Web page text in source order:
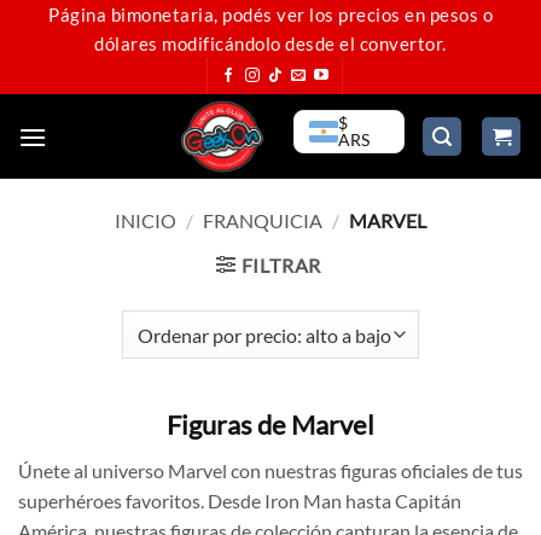
Página bimonetaria, podés ver los precios en pesos o
dólares modificándolo desde el convertor.
$
ARS
INICIO / FRANQUICIA / MARVEL
FILTRAR
Figuras de Marvel
Únete al universo Marvel con nuestras figuras oficiales de tus
superhéroes favoritos. Desde Iron Man hasta Capitán